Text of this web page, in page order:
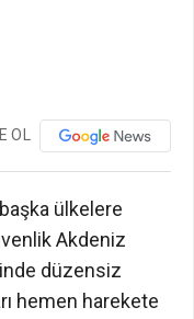
OL
ülkelere
Akdeniz
düzensiz
hemen harekete